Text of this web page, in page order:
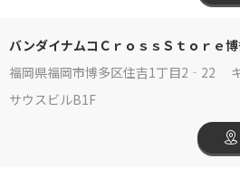
バンダイナムコＣｒｏｓｓＳｔｏｒｅ
福岡県福岡市博多区住吉1丁目2‐22
サウスビルB1F